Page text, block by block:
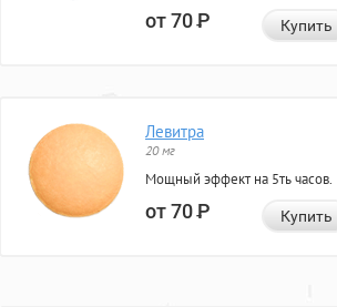
от 70Р Купить
Левитра
20 мг
Мощный эффект на 5ть часов.
от 70Р Купить